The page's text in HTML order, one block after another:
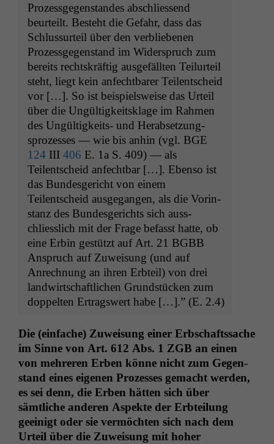
Prozess­ge­gen­standes abschliessend
beurteilt. Beste­ht die Gefahr, dass das
Schlus­surteil über den verbliebe­nen
Prozess­ge­gen­stand im Wider­spruch zum
bere­its recht­skräftig aus­ge­fäll­ten Teil­urteil
ste­ht, liegt kein anfecht­bar­er Teilentscheid
vor […]. So ist beispiel­sweise das Urteil
über die Ungültigkeit­sklage im Rah­men
des Ungültigkeits- und Her­ab­set­zung­
sprozess­es — wie bis anhin (vgl. BGE
124 III 406 E. 1a S. 409) — als
Teilentscheid anfecht­bar […]. Eben­so ist
das Bun­des­gericht von einem
Teilentscheid aus­ge­gan­gen, als die Vorin­
stanz des Bun­des­gerichts sich auss­
chliesslich mit der Frage befasst hat­te, ob
eine Erbin gestützt auf Art. 21 BGBB
Anspruch auf Zuweisung (und auf
Anrech­nung an ihren Erbteil) von drei
land­wirtschaftlichen Grund­stück­en zum
dop­pel­ten Ertragswert habe […].” (E. 2.4)
Die (ein­fache) Zuweisung ein­er Erb­schaftssache
im Sinne von Art. 612 Abs. 1 ZGB an einen
von mehreren Erben könne nicht zum Gegen­
stand eines eige­nen Prozess­es gemacht wer­den,
es sei denn, die Erben hät­ten sich über
sämtliche anderen Aspek­te der Erbteilung
geeinigt oder sie ver­möcht­en sich nach dem
Urteil über die Zuweisung mit hoher
Notwendige
Cookies
Diese
Cookies sind
optional, es
braucht sie,
damit die
Website
korrekt
angezeigt
werden kann.